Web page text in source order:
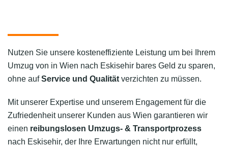
Nutzen Sie unsere kosteneffiziente Leistung um bei Ihrem
Umzug von in Wien nach Eskisehir bares Geld zu sparen,
ohne aufService und Qualität verzichten zu müssen.
Mit unserer Expertise und unserem Engagement für die
Zufriedenheit unserer Kunden aus Wien garantieren wir
einen reibungslosen Umzugs- & Transportprozess
nach Eskisehir, der Ihre Erwartungen nicht nur erfüllt,